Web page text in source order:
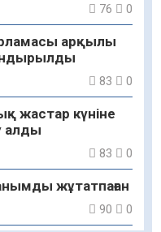
76 0
арқылы
83 0
жастар күніне
алды
83 0
жұтатпаған
90 0